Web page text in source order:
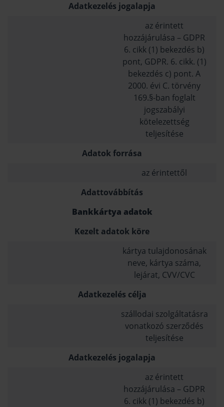
Adatkezelés jogalapja
az érintett
hozzájárulása – GDPR
6. cikk (1) bekezdés b)
pont, GDPR. 6. cikk. (1)
bekezdés c) pont. A
2000. évi C. törvény
169.§-ban foglalt
jogszabályi
kötelezettség
teljesítése
Adatok forrása
az érintettől
Adattovábbítás
Bankkártya adatok
Kezelt adatok köre
kártya tulajdonosának
neve, kártya száma,
lejárat, CVV/CVC
Adatkezelés célja
szállodai szolgáltatásra
vonatkozó szerződés
teljesítése
Adatkezelés jogalapja
az érintett
hozzájárulása – GDPR
6. cikk (1) bekezdés b)